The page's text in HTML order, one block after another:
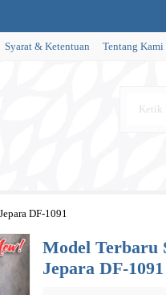
Syarat & Ketentuan Tentang Kami
DF-1091
Model Terbaru
Jepara DF-1091